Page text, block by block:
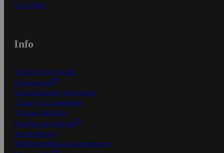
In English
Info
S-Business yrityksille
Oiva-raportit
Osuuskauppojen yhteystiedot
Tilaus- ja toimitusehdot
Tietosuojakäytäntö
Palvelun käyttöehdot
Saavutettavuus
Mobiilisovelluksen saavutettavuus